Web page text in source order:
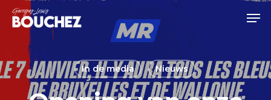
Skip
content
In de media Nieuws